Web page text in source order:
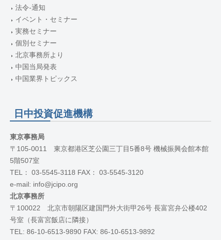
法令-通知
イベント・セミナー
実務セミナー
個別セミナー
北京事務所より
中国当局発表
中国業界トピックス
日中投資促進機構
東京事務局
〒105-0011 東京都港区芝公園三丁目5番8号 機械振興会館本館
5階507室
TEL： 03-5545-3118 FAX： 03-5545-3120
e-mail: info@jcipo.org
北京事務所
〒100022 北京市朝陽区建国門外大街甲26号 長富宮弁公楼402
号室（長富宮飯店に隣接）
TEL: 86-10-6513-9890 FAX: 86-10-6513-9892